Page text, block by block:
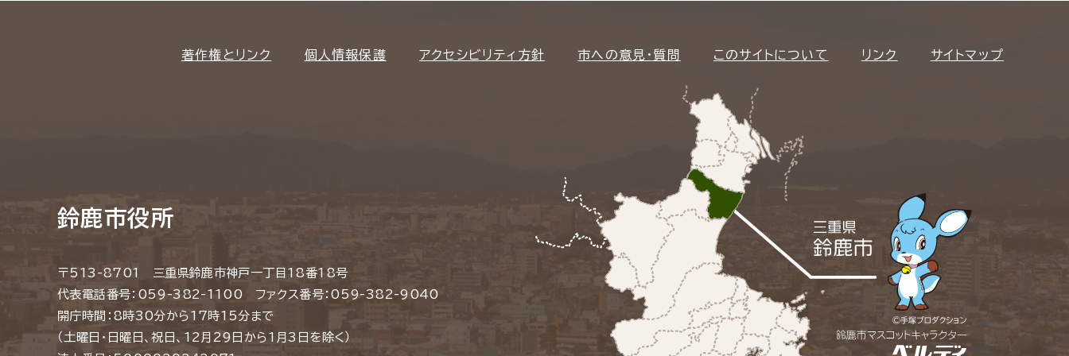
著作権とリンク 個人情報保護 アクセシビリティ方針 市への意見・質問 このサイトについて リンク サイトマップ
鈴鹿市役所
〒513-8701 三重県鈴鹿市神戸一丁目18番18号
代表電話番号：059-382-1100 ファクス番号：059-382-9040
開庁時間：8時30分から17時15分まで
（土曜日・日曜日、祝日、12月29日から1月3日を除く）